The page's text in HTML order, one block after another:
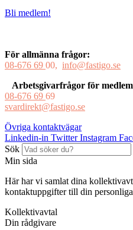
Bli medlem!
För allmänna frågor:
08-676 69 00, info@fastigo.se
Arbetsgivarfrågor för
08-676 69 69
svardirekt@fastigo.se
Övriga kontaktvägar
Linkedin-in Twitter Instagram
Sök
Min sida
Här har vi samlat dina
kontaktuppgifter till din
Kollektivavtal
Din rådgivare